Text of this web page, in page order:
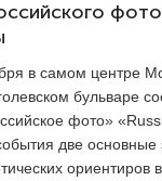
в самом центре
бульваре
фото»
две основные
ориентиров